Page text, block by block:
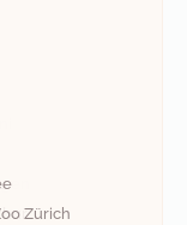
Zürich